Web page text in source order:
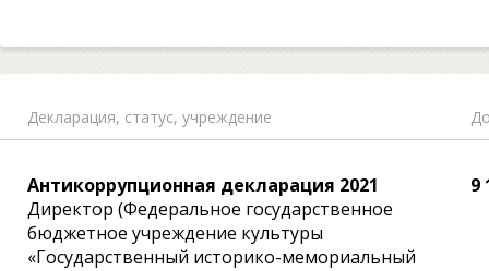
Декларация, статус, учреждение
Антикоррупционная декларация 2021
Директор (Федеральное государственное
бюджетное учреждение культуры
«Государственный историко-мемориальный
9